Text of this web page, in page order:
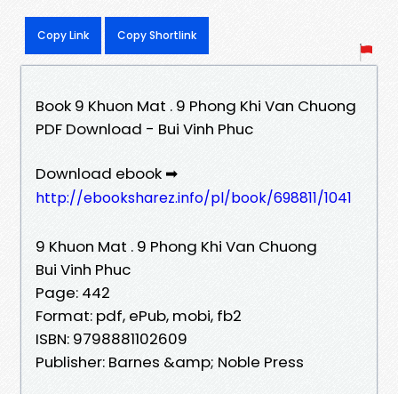
Copy Link Copy Shortlink
Book 9 Khuon Mat . 9 Phong Khi Van Chuong
PDF Download - Bui Vinh Phuc
Download ebook ➡
http://ebooksharez.info/pl/book/698811/1041
9 Khuon Mat . 9 Phong Khi Van Chuong
Bui Vinh Phuc
Page: 442
Format: pdf, ePub, mobi, fb2
ISBN: 9798881102609
Publisher: Barnes &amp; Noble Press